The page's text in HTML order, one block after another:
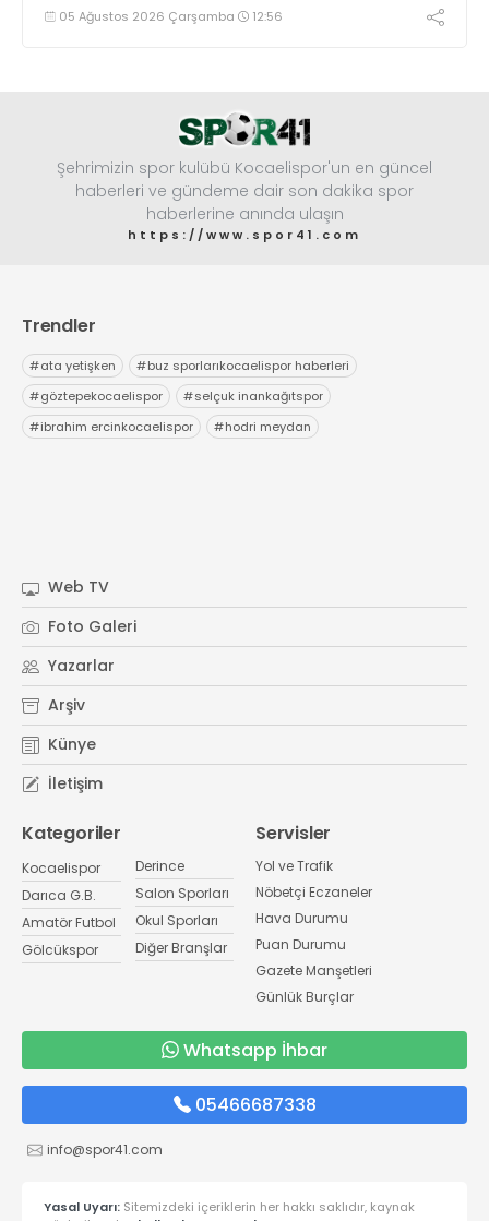
05 Ağustos 2026 Çarşamba 12:56
Şehrimizin spor kulübü Kocaelispor'un en güncel
haberleri ve gündeme dair son dakika spor
haberlerine anında ulaşın
https://www.spor41.com
Trendler
#ata yetişken #buz sporlarıkocaelispor haberleri
#göztepekocaelispor #selçuk inankağıtspor
#ibrahim ercinkocaelispor #hodri meydan
Web TV
Foto Galeri
Yazarlar
Arşiv
Künye
İletişim
Kategoriler
Kocaelispor
Darıca G.B.
Amatör Futbol
Gölcükspor
Derince
Salon Sporları
Okul Sporları
Diğer Branşlar
Servisler
Yol ve Trafik
Nöbetçi Eczaneler
Hava Durumu
Puan Durumu
Gazete Manşetleri
Günlük Burçlar
Whatsapp İhbar
05466687338
info@spor41.com
Yasal Uyarı: Sitemizdeki içeriklerin her hakkı saklıdır, kaynak